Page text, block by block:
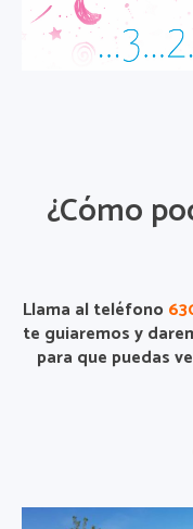
¿Cómo
Llama al teléfono
te guiaremos y
para que puedas